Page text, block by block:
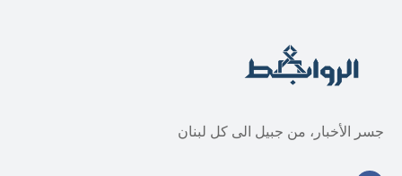
جسر الأخبار، من جبيل الى كل لبنان